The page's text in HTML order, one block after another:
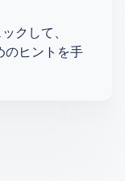
クして、
のヒントを手